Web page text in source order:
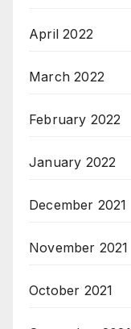
April 2022
March 2022
February 2022
January 2022
December 2021
November 2021
October 2021